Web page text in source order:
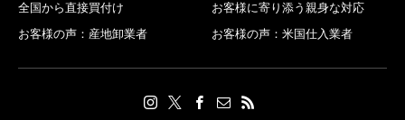
全国から直接買付け
お客様に寄り添う親身な対応
お客様の声：産地卸業者
お客様の声：米国仕入業者